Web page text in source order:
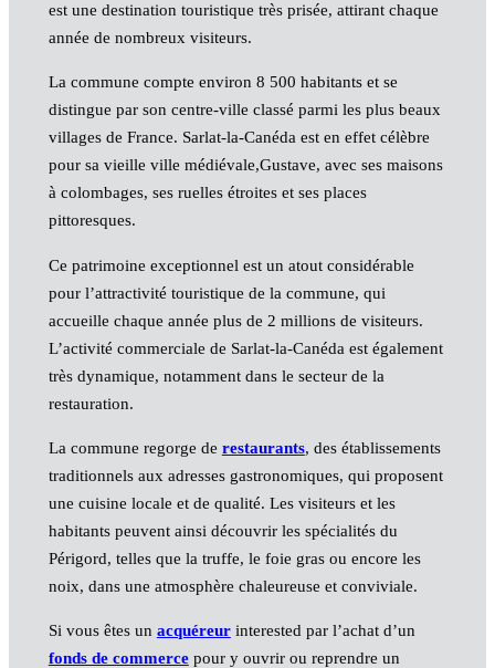
est une destination touristique très prisée, attirant chaque
année de nombreux visiteurs.
La commune compte environ 8 500 habitants et se
distingue par son centre-ville classé parmi les plus beaux
villages de France. Sarlat-la-Canéda est en effet célèbre
pour sa vieille ville médiévale,Gustave, avec ses maisons
à colombages, ses ruelles étroites et ses places
pittoresques.
Ce patrimoine exceptionnel est un atout considérable
pour l’attractivité touristique de la commune, qui
accueille chaque année plus de 2 millions de visiteurs.
L’activité commerciale de Sarlat-la-Canéda est également
très dynamique, notamment dans le secteur de la
restauration.
La commune regorge de restaurants, des établissements
traditionnels aux adresses gastronomiques, qui proposent
une cuisine locale et de qualité. Les visiteurs et les
habitants peuvent ainsi découvrir les spécialités du
Périgord, telles que la truffe, le foie gras ou encore les
noix, dans une atmosphère chaleureuse et conviviale.
Si vous êtes un acquéreurinterested par l’achat d’un
fonds de commercepour y ouvrir ou reprendre un